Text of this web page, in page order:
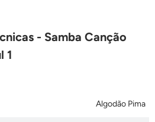
- Samba Canção
1
Algodão Pima